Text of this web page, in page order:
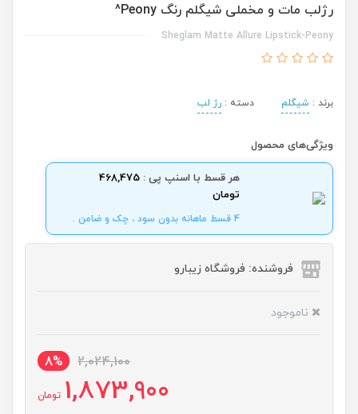
رژلب مات و مخملی شیگلم رنگ Peony^
Sheglam Matte Allure Lipstick-Peony
برند : شیگلم دسته : رژ لب
ویژگی‌های محصول
هر قسط با اسنپ پی : 468,475
تومان
4 قسط ماهانه بدون سود ، چک و ضامن .
فروشنده: فروشگاه زیبارو
ناموجود
2,024,100
8%
1,873,900 تومان